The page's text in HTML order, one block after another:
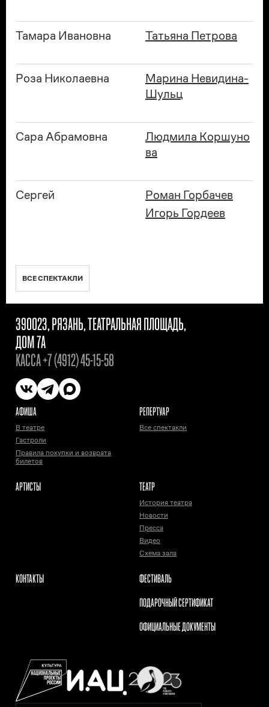
Тамара Ивановна Татьяна Петрова
Роза Николаевна
Марина Невидина-
Шульц
Сара Абрамовна
Людмила Коршуно
ва
Сергей
Роман Горбачев
Игорь Гордеев
ВСЕ СПЕКТАКЛИ
390023, РЯЗАНЬ, ТЕАТРАЛЬНАЯ ПЛОЩАДЬ,
ДОМ 7А
КАССА+7 (4912) 45-15-58
АФИША
В театре
Гастроли
Правила покупки и возврата
билетов
РЕПЕРТУАР
Все спектакли
АРТИСТЫ ТЕАТР
История театра
Новости
Пресса
Видео
Схема зала
КОНТАКТЫ
ФЕСТИВАЛЬ
ПОДАРОЧНЫЙ СЕРТИФИКАТ
ОФИЦИАЛЬНЫЕ ДОКУМЕНТЫ